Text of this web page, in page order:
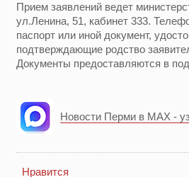
Прием заявлений ведет
ул.Ленина, 51, кабинет 333.
паспорт или иной документ,
подтверждающие родство
Документы предоставляются в
Новости Перми в MAX -
Нравится